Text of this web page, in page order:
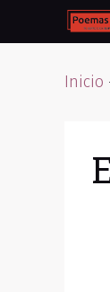
Inicio